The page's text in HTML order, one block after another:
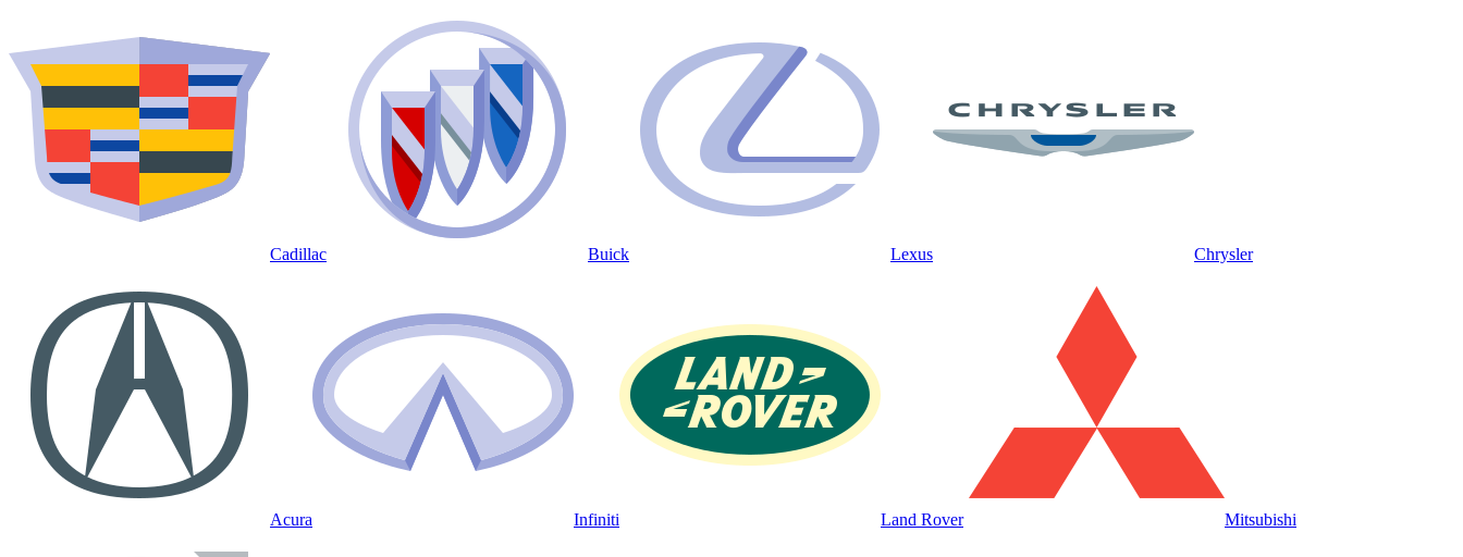
Cadillac Buick Lexus Chrysler
Acura Infiniti Land Rover Mitsubishi